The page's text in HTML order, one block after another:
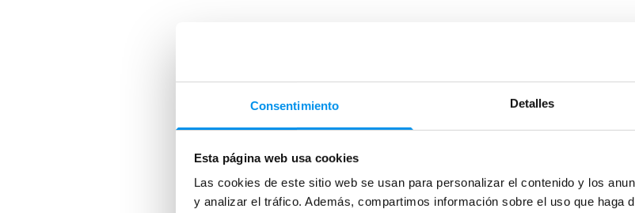
Consentimiento Detalles
Esta página web usa cookies
Las cookies de este sitio web se usan para personalizar el contenido y los
y analizar el tráfico. Además, compartimos información sobre el uso que haga